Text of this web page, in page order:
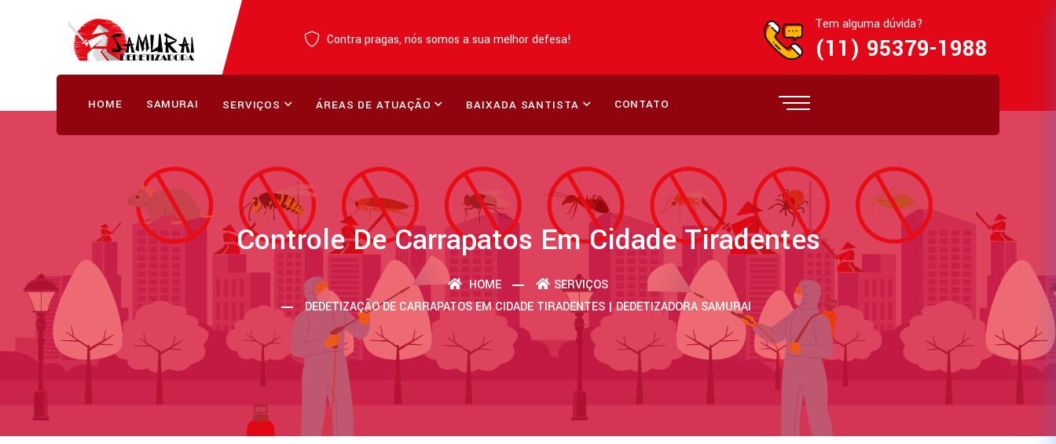
Contra pragas, nós somos a sua melhor defesa!
Tem alguma dúvida?
(11) 95379-1988
HOME SAMURAI SERVIÇOS ÁREAS DE ATUAÇÃO BAIXADA SANTISTA CONTATO
Controle De Carrapatos Em Cidade Tiradentes
HOME
SERVIÇOS
DEDETIZAÇÃO DE CARRAPATOS EM CIDADE TIRADENTES | DEDETIZADORA SAMURAI